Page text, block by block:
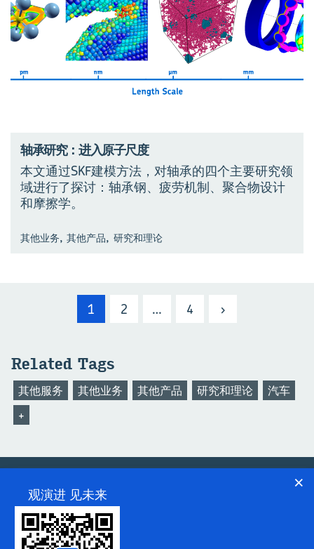
轴承研究：进入原子尺度
本文通过SKF建模方法，对轴承的四个主要研究领
域进行了探讨：轴承钢、疲劳机制、聚合物设计
和摩擦学。
其他业务, 其他产品, 研究和理论
1 2 … 4 ›
Re­lated Tags
+
其他服务 其他业务 其他产品 研究和理论 汽车
观演进 见未来
×